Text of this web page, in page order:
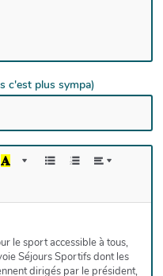
c'est plus sympa)
le sport accessible à tous,
Séjours Sportifs dont les
dirigés par le président,